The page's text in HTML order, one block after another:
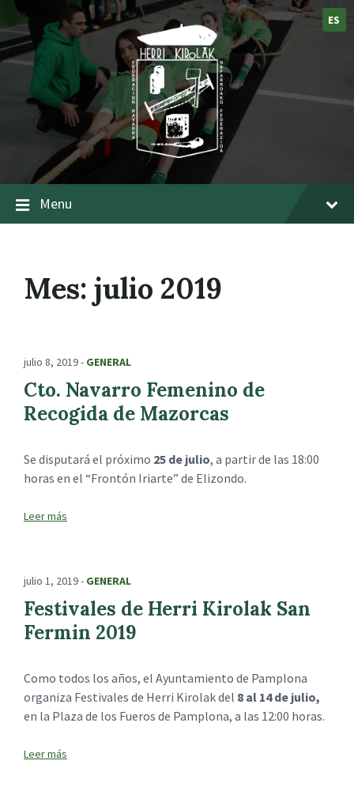
ES
Menu
Mes: julio 2019
julio 8, 2019- GENERAL
Cto. Navarro Femenino de
Recogida de Mazorcas
Se disputará el próximo 25 de julio, a partir de las 18:00
horas en el “Frontón Iriarte” de Elizondo.
julio 1, 2019- GENERAL
Festivales de Herri Kirolak San
Fermin 2019
Como todos los años, el Ayuntamiento de Pamplona
organiza Festivales de Herri Kirolak del 8 al 14 de julio,
en la Plaza de los Fueros de Pamplona, a las 12:00 horas.